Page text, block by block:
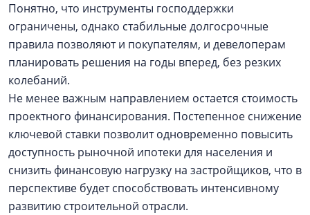
Понятно, что инструменты господдержки
ограничены, однако стабильные долгосрочные
правила позволяют и покупателям, и девелоперам
планировать решения на годы вперед, без резких
колебаний.
Не менее важным направлением остается стоимость
проектного финансирования. Постепенное снижение
ключевой ставки позволит одновременно повысить
доступность рыночной ипотеки для населения и
снизить финансовую нагрузку на застройщиков, что в
перспективе будет способствовать интенсивному
развитию строительной отрасли.